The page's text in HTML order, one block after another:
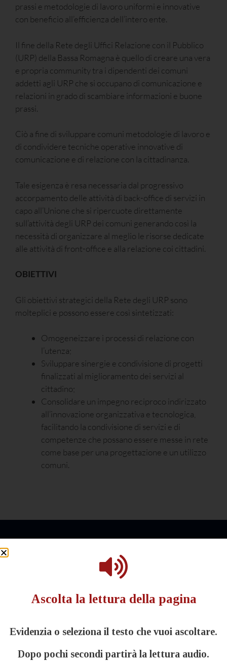
prassi e metodologie di lavoro uniformi e innovative
con beneficio all’efficienza dell’intero ente.
Il fine della Rete degli Uffici Relazione con il Pubblico
(URP) della Bassa Romagna è quello di creare una vera
e propria community tra i dipendenti dei comuni
addetti agli URP che si occupano di comunicazione e
relazioni in grado di scambiare informazioni e buone
prassi.
Ciò a fine di sviluppare comuni metodologie di lavoro e
di condividere tecniche operative innovative di
comunicazione e di relazione con la cittadinanza.
Tale esigenza è resa necessaria dal progressivo
accorpamento delle attività di back-office di servizi in
capo all’Unione che si ripercuote direttamente
sull’attività degli URP dei comuni generando così la
necessità di organizzare al meglio le risorse dedicate
alle attività di front-office e alla relazione coi cittadini.
OBIETTIVI
Gli obiettivi strategici della Rete degli URP sono
molteplici e possono essere così sintetizzati:
Omogeneizzare i processi di relazione con
l’utenza;
Sviluppare sinergie e condivisione di progetti
finalizzati al miglioramento dei servizi al
cittadino;
Consolidare un impegno reciproco indirizzato
all’innovazione organizzativa e tecnologica,
facilitando la condivisione di servizi e di
competenze che possano essere messe in rete
come base per una progettazione e un utilizzo
comuni.
Ascolta la lettura della pagina
Evidenzia o seleziona il testo che vuoi ascoltare.
Dopo pochi secondi partirà la lettura audio.